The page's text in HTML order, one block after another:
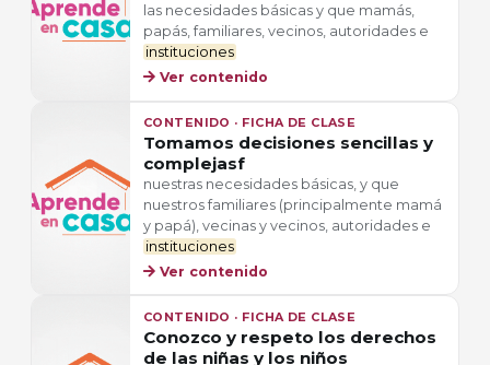
las necesidades básicas y que mamás,
papás, familiares, vecinos, autoridades e
instituciones
Ver contenido
CONTENIDO · FICHA DE CLASE
Tomamos decisiones sencillas y
complejasf
nuestras necesidades básicas, y que
nuestros familiares (principalmente mamá
y papá), vecinas y vecinos, autoridades e
instituciones
Ver contenido
CONTENIDO · FICHA DE CLASE
Conozco y respeto los derechos
de las niñas y los niños